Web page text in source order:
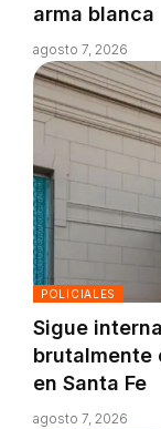
arma blanca
agosto 7, 2026
POLICIALES
Sigue
brutalmente
en Santa Fe
agosto 7, 2026